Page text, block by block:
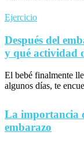
Ejercicio
Después del
y qué actividad
El bebé finalmente
algunos días, te
La importancia
embarazo